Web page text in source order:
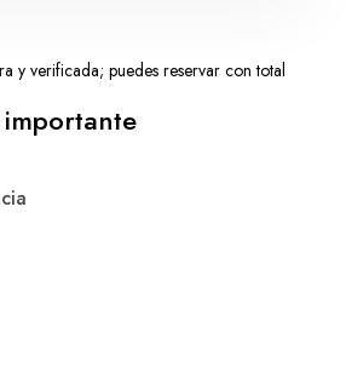
y verificada; puedes reservar con total